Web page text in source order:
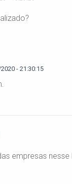
- 21:30:15
empresas nesse